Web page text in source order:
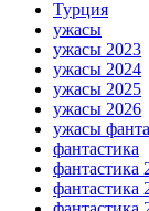
Турция
ужасы
ужасы 2023
ужасы 2024
ужасы 2025
ужасы 2026
ужасы
фантастика
фантастика
фантастика